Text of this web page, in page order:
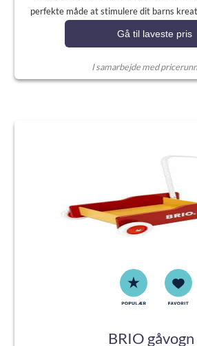
perfekte måde at stimulere dit barns
Gå til laveste pris
I samarbejde med
BRIO gåvogn